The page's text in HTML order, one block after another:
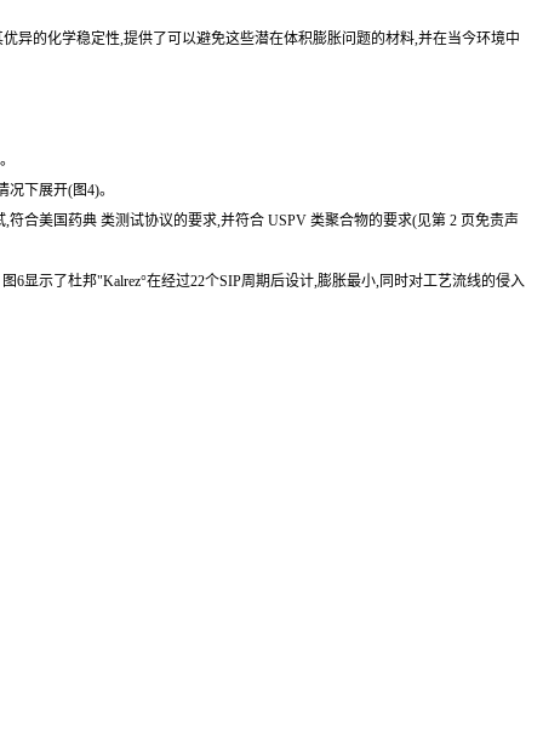
异的化学稳定性,提供了可以避免这些潜在体积膨胀问题的材料,并在当今环境中
下展开(图4)。
符合美国药典 类测试协议的要求,并符合 USPV 类聚合物的要求(见第 2 页免责声
显示了杜邦"Kalrez°在经过22个SIP周期后设计,膨胀最小,同时对工艺流线的侵入